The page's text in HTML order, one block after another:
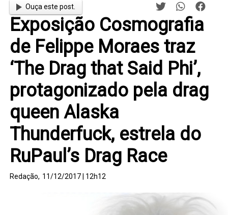
Ouça este post.
Exposição Cosmografia
de Felippe Moraes traz
‘The Drag that Said Phi’,
protagonizado pela drag
queen Alaska
Thunderfuck, estrela do
RuPaul’s Drag Race
Redação, 11/12/2017 | 12h12